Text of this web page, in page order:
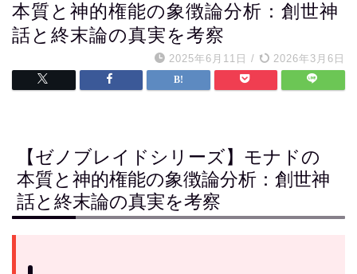
本質と神的権能の象徴論分析：創世神
話と終末論の真実を考察
2025年6月11日 / 2026年3月6日
【ゼノブレイドシリーズ】モナドの
本質と神的権能の象徴論分析：創世神
話と終末論の真実を考察